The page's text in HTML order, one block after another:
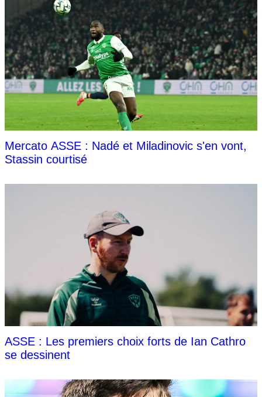
Mercato ASSE : Nadé et Miladinovic s'en vont,
Stassin courtisé
ASSE : Les premiers choix forts de Ian Cathro
se dessinent